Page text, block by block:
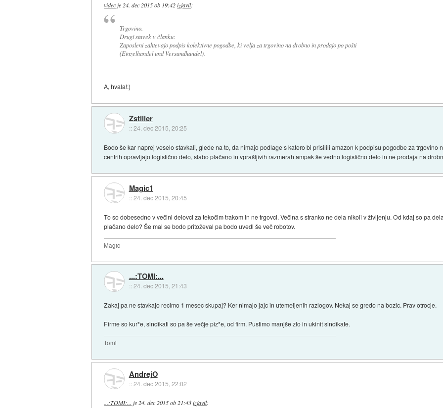
videc je 24. dec 2015 ob 19:42 izjavil:
Trgovino.
Drugi stavek v članku:
Zaposleni zahtevajo podpis kolektivne pogodbe, ki velja za trgovino na drobno in prodajo po pošti
(Einzelhandel und Versandhandel).
A, hvala!:)
Zstiller
::24. dec 2015, 20:25
Bodo še kar naprej veselo stavkali, glede na to, da nimajo podlage s katero bi prisilili amazon k podpisu pogodbe za trgovino
centrih opravljajo logistično delo, slabo plačano in vprašljivih razmerah ampak še vedno logistično delo in ne prodaja na
Magic1
::24. dec 2015, 20:45
To so dobesedno v večini delovci za tekočim trakom in ne trgovci. Večina s stranko ne dela nikoli v življenju. Od kdaj so pa
plačano delo? Še mal se bodo pritoževal pa bodo uvedl še več robotov.
Magic
...:TOMI:...
::24. dec 2015, 21:43
Zakaj pa ne stavkajo recimo 1 mesec skupaj? Ker nimajo jajc in utemeljenih razlogov. Nekaj se gredo na bozic. Prav otrocje.
Firme so kur*e, sindikati so pa še večje piz*e, od firm. Pustimo manjše zlo in ukinit sindikate.
Tomi
AndrejO
::24. dec 2015, 22:02
...:TOMI:... je 24. dec 2015 ob 21:43 izjavil: